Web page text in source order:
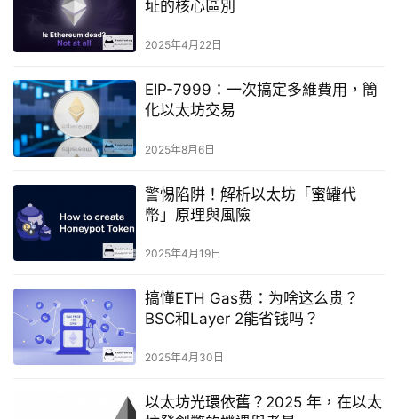
址的核心區別
2025年4月22日
EIP-7999：一次搞定多維費用，簡
化以太坊交易
2025年8月6日
警惕陷阱！解析以太坊「蜜罐代
幣」原理與風險
2025年4月19日
搞懂ETH Gas费：为啥这么贵？
BSC和Layer 2能省钱吗？
2025年4月30日
以太坊光環依舊？2025 年，在以太